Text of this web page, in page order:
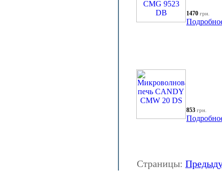
1470 грн.
853 грн.
Страницы: